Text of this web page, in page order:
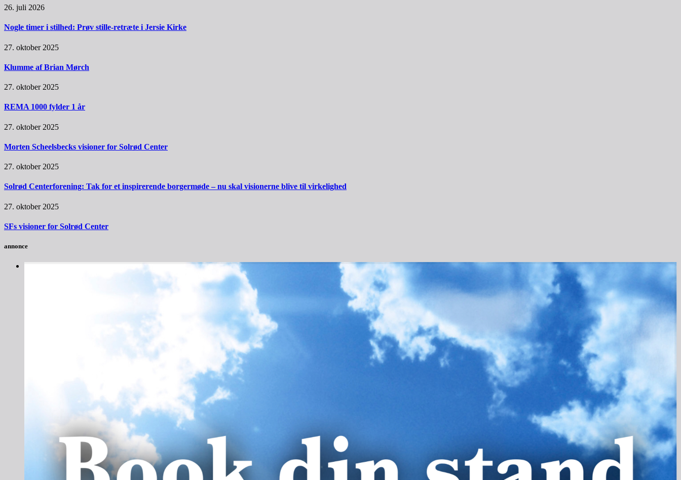
26. juli 2026
Nogle timer i stilhed: Prøv stille-retræte i Jersie Kirke
27. oktober 2025
Klumme af Brian Mørch
27. oktober 2025
REMA 1000 fylder 1 år
27. oktober 2025
Morten Scheelsbecks visioner for Solrød Center
27. oktober 2025
Solrød Centerforening: Tak for et inspirerende borgermøde – nu skal visionerne blive til virkelighed
27. oktober 2025
SFs visioner for Solrød Center
annonce